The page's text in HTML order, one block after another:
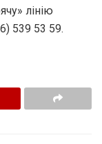
лінію
539 53 59.